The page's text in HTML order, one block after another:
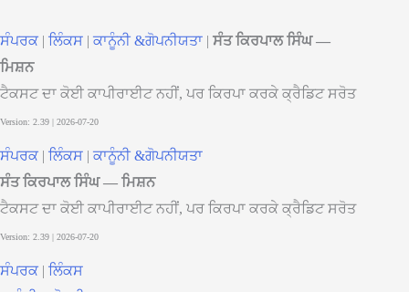
ਸੰਪਰਕ | ਲਿੰਕਸ | ਕਾਨੂੰਨੀ &ਗੋਪਨੀਯਤਾ | ਸੰਤ ਕਿਰਪਾਲ ਸਿੰਘ —
ਮਿਸ਼ਨ
ਟੈਕਸਟ ਦਾ ਕੋਈ ਕਾਪੀਰਾਈਟ ਨਹੀਂ, ਪਰ ਕਿਰਪਾ ਕਰਕੇ ਕ੍ਰੈਡਿਟ ਸਰੋਤ
ਸੰਪਰਕ | ਲਿੰਕਸ | ਕਾਨੂੰਨੀ &ਗੋਪਨੀਯਤਾ
ਸੰਤ ਕਿਰਪਾਲ ਸਿੰਘ — ਮਿਸ਼ਨ
ਟੈਕਸਟ ਦਾ ਕੋਈ ਕਾਪੀਰਾਈਟ ਨਹੀਂ, ਪਰ ਕਿਰਪਾ ਕਰਕੇ ਕ੍ਰੈਡਿਟ ਸਰੋਤ
ਸੰਪਰਕ | ਲਿੰਕਸ